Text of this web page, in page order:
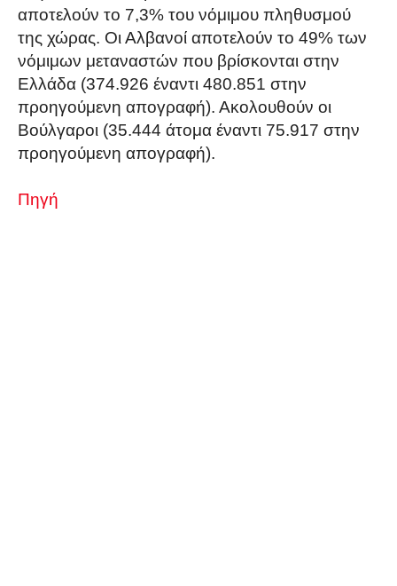
αποτελούν το 7,3% του νόμιμου πληθυσμού
της χώρας. Οι Αλβανοί αποτελούν το 49% των
νόμιμων μεταναστών που βρίσκονται στην
Ελλάδα (374.926 έναντι 480.851 στην
προηγούμενη απογραφή). Ακολουθούν οι
Βούλγαροι (35.444 άτομα έναντι 75.917 στην
προηγούμενη απογραφή).
Πηγή